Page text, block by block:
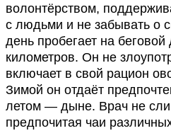
волонтёрством,
с людьми и не забывать о
день пробегает на
километров. Он не
включает в свой рацион
Зимой он отдаёт
летом — дыне. Врач не
предпочитая чаи